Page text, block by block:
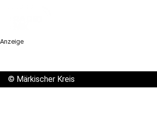
Anzeige
© Märkischer Kreis